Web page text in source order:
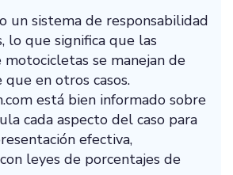
un sistema de responsabilidad
lo que significa que las
motocicletas se manejan de
en otros casos.
está bien informado sobre
cada aspecto del caso para
efectiva,
leyes de porcentajes de